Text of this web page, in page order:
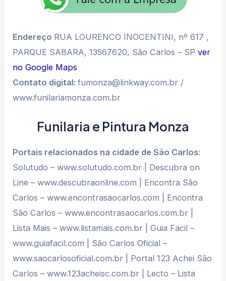
Endereço RUA LOURENCO INOCENTINI, nº 617 ,
PARQUE SABARA, 13567620, São Carlos – SPver
no Google Maps
Contato digital:fumonza@linkway.com.br /
www.funilariamonza.com.br
Funilaria e Pintura Monza
Portais relacionados na cidade de São Carlos:
Solutudo – www.solutudo.com.br | Descubra on
Line – www.descubraonline.com | Encontra São
Carlos – www.encontrasaocarlos.com | Encontra
São Carlos – www.encontrasaocarlos.com.br |
Lista Mais – www.listamais.com.br | Guia Facil –
www.guiafacil.com | São Carlos Oficial –
www.saocarlosoficial.com.br | Portal 123 Achei São
Carlos – www.123acheisc.com.br | Lecto – Lista